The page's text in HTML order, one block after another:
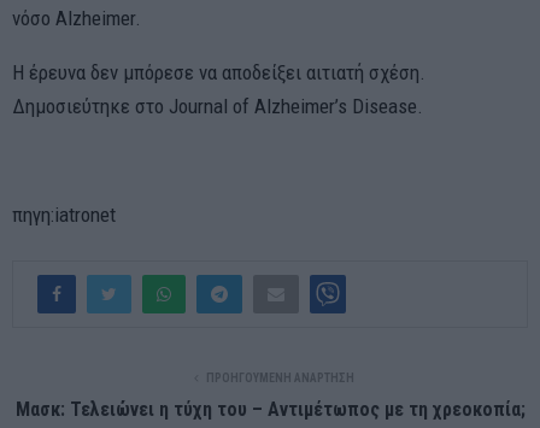
νόσο Alzheimer.
Η έρευνα δεν μπόρεσε να αποδείξει αιτιατή σχέση.
Δημοσιεύτηκε στο Journal of Alzheimer’s Disease.
πηγη:iatronet
ΠΡΟΗΓΟΎΜΕΝΗ ΑΝΆΡΤΗΣΗ
Μασκ: Τελειώνει η τύχη του – Αντιμέτωπος με τη χρεοκοπία;